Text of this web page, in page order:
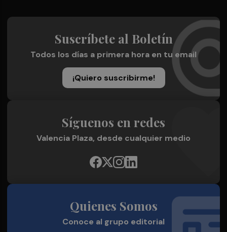
Suscríbete al Boletín
Todos los días a primera hora en tu email
¡Quiero suscribirme!
Síguenos en redes
Valencia Plaza, desde cualquier medio
Quienes Somos
Conoce al grupo editorial